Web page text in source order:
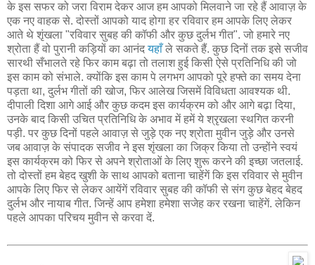
के इस सफर को जरा विराम देकर आज हम आपको मिलवाने जा रहे हैं आवाज़ के
एक नए वाहक से. दोस्तों आपको याद होगा हर रविवार हम आपके लिए लेकर
आते थे शृंखला "रविवार सुबह की कॉफी और कुछ दुर्लभ गीत". जो हमारे नए
श्रोता हैं वो पुरानी कड़ियों का आनंदयहाँले सकते हैं. कुछ दिनों तक इसे सजीव
सारथी सँभालते रहे फिर काम बढ़ा तो तलाश हुई किसी ऐसे प्रतिनिधि की जो
इस काम को संभाले. क्योंकि इस काम पे लगभग आपको पूरे हफ्ते का समय देना
पड़ता था, दुर्लभ गीतों की खोज, फिर आलेख जिसमें विविधता आवश्यक थी.
दीपाली दिशा आगे आई और कुछ कदम इस कार्यक्रम को और आगे बढ़ा दिया,
उनके बाद किसी उचित प्रतिनिधि के अभाव में हमें ये श्रृखला स्थगित करनी
पड़ी. पर कुछ दिनों पहले आवाज़ से जुड़े एक नए श्रोता मुवीन जुड़े और उनसे
जब आवाज़ के संपादक सजीव ने इस शृंखला का जिक्र किया तो उन्होंने स्वयं
इस कार्यक्रम को फिर से अपने श्रोताओं के लिए शुरू करने की इच्छा जतलाई.
तो दोस्तों हम बेहद खुशी के साथ आपको बताना चाहेंगें कि इस रविवार से मुवीन
आपके लिए फिर से लेकर आयेंगें रविवार सुबह की कॉफी से संग कुछ बेहद बेहद
दुर्लभ और नायाब गीत. जिन्हें आप हमेशा हमेशा सजेह कर रखना चाहेंगें. लेकिन
पहले आपका परिचय मुवीन से करवा दें.